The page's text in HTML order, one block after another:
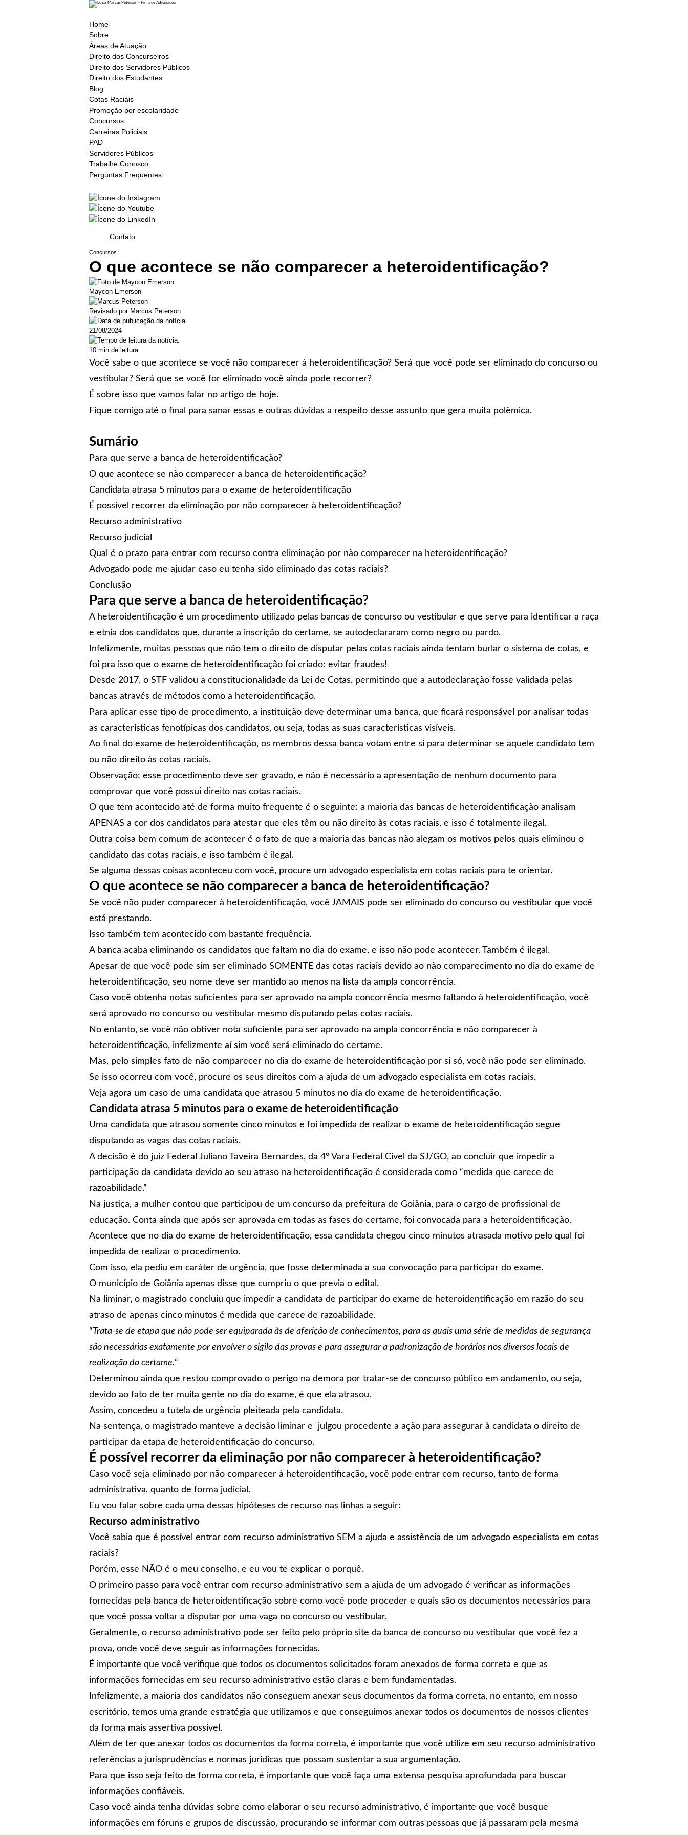
Home
Sobre
Áreas de Atuação
Direito dos Concurseiros
Direito dos Servidores Públicos
Direito dos Estudantes
Blog
Cotas Raciais
Promoção por escolaridade
Concursos
Carreiras Policiais
PAD
Servidores Públicos
Trabalhe Conosco
Perguntas Frequentes
Contato
Concursos
O que acontece se não comparecer a heteroidentificação?
Maycon Emerson
Revisado por Marcus Peterson
21/08/2024
10 min de leitura
Você sabe o que acontece se você não comparecer à heteroidentificação? Será que você pode ser eliminado do concurso ou
vestibular? Será que se você for eliminado você ainda pode recorrer?
É sobre isso que vamos falar no artigo de hoje.
Fique comigo até o final para sanar essas e outras dúvidas a respeito desse assunto que gera muita polêmica.
Sumário
Para que serve a banca de heteroidentificação?
O que acontece se não comparecer a banca de heteroidentificação?
Candidata atrasa 5 minutos para o exame de heteroidentificação
É possível recorrer da eliminação por não comparecer à heteroidentificação?
Recurso administrativo
Recurso judicial
Qual é o prazo para entrar com recurso contra eliminação por não comparecer na heteroidentificação?
Advogado pode me ajudar caso eu tenha sido eliminado das cotas raciais?
Conclusão
Para que serve a banca de heteroidentificação?
A heteroidentificaçãoé um procedimento utilizado pelas bancas de concurso ou vestibular e que serve para identificar a raça
e etnia dos candidatos que, durante a inscrição do certame, se autodeclararam como negro ou pardo.
Infelizmente, muitas pessoas que não tem o direito de disputar pelas cotas raciais ainda tentam burlar o sistema de cotas, e
foi pra isso que o exame de heteroidentificação foi criado: evitar fraudes!
Desde 2017, o STF validou a constitucionalidade da Lei de Cotas, permitindo que a autodeclaração fosse validada pelas
bancas através de métodos como a heteroidentificação.
Para aplicar esse tipo de procedimento, a instituição deve determinar uma banca, que ficará responsável por analisar todas
as características fenotípicas dos candidatos, ou seja, todas as suas características visíveis.
Ao final do exame de heteroidentificação, os membros dessa banca votam entre si para determinar se aquele candidato tem
ou não direito às cotas raciais.
Observação: esse procedimento deve ser gravado, e não é necessário a apresentação de nenhum documento para
comprovar que você possui direito nas cotas raciais.
O que tem acontecido até de forma muito frequente é o seguinte: a maioria das bancas de heteroidentificaçãoanalisam
APENAS a cor dos candidatos para atestar que eles têm ou não direito às cotas raciais, e isso é totalmente ilegal.
Outra coisa bem comum de acontecer é o fato de que a maioria das bancas não alegam os motivos pelos quais eliminou o
candidato das cotas raciais, e isso também é ilegal.
Se alguma dessas coisas aconteceu com você, procure um advogado especialista em cotas raciais para te orientar.
O que acontece se não comparecer a banca de heteroidentificação?
Se você não puder comparecer à heteroidentificação, você JAMAIS pode ser eliminado do concurso ou vestibular que você
está prestando.
Isso também tem acontecido com bastante frequência.
A banca acaba eliminando os candidatos que faltam no dia do exame, e isso não pode acontecer. Também é ilegal.
Apesar de que você pode sim ser eliminado SOMENTE das cotas raciais devido ao não comparecimento no dia do exame de
heteroidentificação, seu nome deve ser mantido ao menos na lista da ampla concorrência.
Caso você obtenha notas suficientes para ser aprovado na ampla concorrência mesmo faltando à heteroidentificação, você
será aprovado no concurso ou vestibular mesmo disputando pelas cotas raciais.
No entanto, se você não obtiver nota suficiente para ser aprovado na ampla concorrência e não comparecer à
heteroidentificação, infelizmente aí sim você será eliminado do certame.
Mas, pelo simples fato de não comparecer no dia do exame de heteroidentificação por si só, você não pode ser eliminado.
Se isso ocorreu com você, procure os seus direitos com a ajuda de um advogado especialista em cotas raciais.
Veja agora um caso de uma candidata que atrasou 5 minutos no dia do exame de heteroidentificação.
Candidata atrasa 5 minutos para o exame de heteroidentificação
Uma candidata que atrasou somente cinco minutos e foi impedida de realizar o exame de heteroidentificação segue
disputando as vagas das cotas raciais.
A decisão é do juiz Federal Juliano Taveira Bernardes, da 4° Vara Federal Cível da SJ/GO, ao concluir que impedir a
participação da candidata devido ao seu atraso na heteroidentificação é considerada como “medida que carece de
razoabilidade.”
Na justiça, a mulher contou que participou de um concurso da prefeitura de Goiânia, para o cargo de profissional de
educação. Conta ainda que após ser aprovada em todas as fases do certame, foi convocada para a heteroidentificação.
Acontece que no dia do exame de heteroidentificação, essa candidata chegou cinco minutos atrasada motivo pelo qual foi
impedida de realizar o procedimento.
Com isso, ela pediu em caráter de urgência, que fosse determinada a sua convocação para participar do exame.
O município de Goiânia apenas disse que cumpriu o que previa o edital.
Na liminar, o magistrado concluiu que impedir a candidata de participar do exame de heteroidentificação em razão do seu
atraso de apenas cinco minutos é medida que carece de razoabilidade.
“Trata-se de etapa que não pode ser equiparada às de aferição de conhecimentos, para as quais uma série de medidas de segurança
são necessárias exatamente por envolver o sigilo das provas e para assegurar a padronização de horários nos diversos locais de
realização do certame.“
Determinou ainda que restou comprovado o perigo na demora por tratar-se de concurso público em andamento, ou seja,
devido ao fato de ter muita gente no dia do exame, é que ela atrasou.
Assim, concedeu a tutela de urgência pleiteada pela candidata.
Na sentença, o magistrado manteve a decisão liminar e julgou procedente a ação para assegurar à candidata o direito de
participar da etapa de heteroidentificação do concurso.
É possível recorrer da eliminação por não comparecer à heteroidentificação?
Caso você seja eliminado por não comparecer à heteroidentificação, você pode entrar com recurso, tanto de forma
administrativa, quanto de forma judicial.
Eu vou falar sobre cada uma dessas hipóteses de recurso nas linhas a seguir:
Recurso administrativo
Você sabia que é possível entrar com recurso administrativo SEM a ajuda e assistência de um advogado especialista em cotas
raciais?
Porém, esse NÃO é o meu conselho, e eu vou te explicar o porquê.
O primeiro passo para você entrar com recurso administrativo sem a ajuda de um advogado é verificar as informações
fornecidas pela banca de heteroidentificação sobre como você pode proceder e quais são os documentos necessários para
que você possa voltar a disputar por uma vaga no concurso ou vestibular.
Geralmente, o recurso administrativo pode ser feito pelo próprio site da banca de concurso ou vestibular que você fez a
prova, onde você deve seguir as informações fornecidas.
É importante que você verifique que todos os documentos solicitados foram anexados de forma correta e que as
informações fornecidas em seu recurso administrativo estão claras e bem fundamentadas.
Infelizmente, a maioria dos candidatos não conseguem anexar seus documentos da forma correta, no entanto, em nosso
escritório, temos uma grande estratégia que utilizamos e que conseguimos anexar todos os documentos de nossos clientes
da forma mais assertiva possível.
Além de ter que anexar todos os documentos da forma correta, é importante que você utilize em seu recurso administrativo
referências a jurisprudências e normas jurídicas que possam sustentar a sua argumentação.
Para que isso seja feito de forma correta, é importante que você faça uma extensa pesquisa aprofundada para buscar
informações confiáveis.
Caso você ainda tenha dúvidas sobre como elaborar o seu recurso administrativo, é importante que você busque
informações em fóruns e grupos de discussão, procurando se informar com outras pessoas que já passaram pela mesma